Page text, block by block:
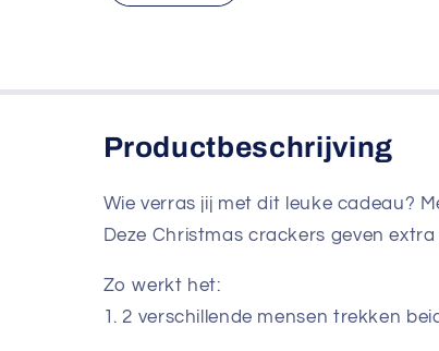
Productbeschrijving
Wie verras jij met dit leuke cadeau?
Deze Christmas crackers geven
Zo werkt het:
1. 2 verschillende mensen trekken